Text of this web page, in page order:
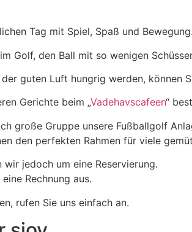
Tag mit Spiel, Spaß und Bewegung.
Golf, den Ball mit so wenigen
guten Luft hungrig werden, können
Gerichte beim „Vadehavscafeen“
große Gruppe unsere Fußballgolf
den perfekten Rahmen für viele
jedoch um eine Reservierung.
Rechnung aus.
rufen Sie uns einfach an.